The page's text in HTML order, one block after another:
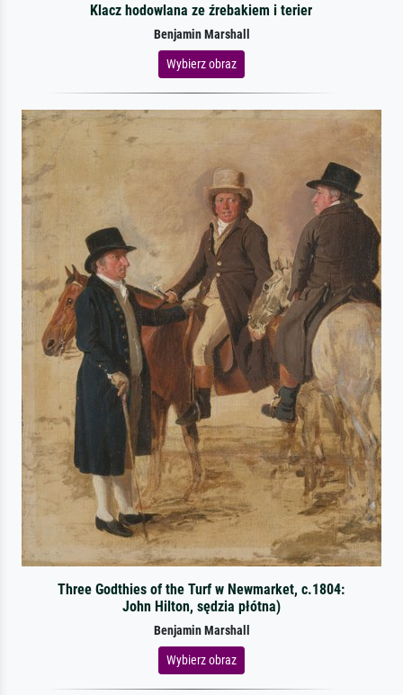
Klacz hodowlana ze źrebakiem i terier
Benjamin Marshall
Wybierz obraz
Three Godthies of the Turf w Newmarket, c.1804:
John Hilton, sędzia płótna)
Benjamin Marshall
Wybierz obraz